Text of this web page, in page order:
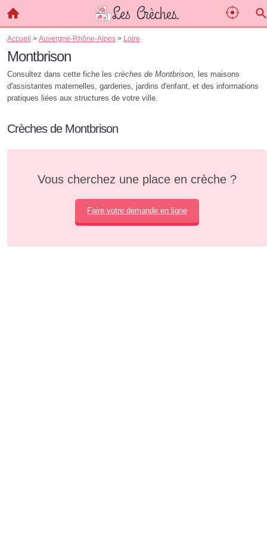
Accueil > Auvergne-Rhône-Alpes > Loire
Montbrison
Consultez dans cette fiche les crèches de Montbrison, les maisons
d'assistantes maternelles, garderies, jardins d'enfant, et des informations
pratiques liées aux structures de votre ville.
Crèches de Montbrison
Vous cherchez une place en crèche ?
Faire votre demande en ligne